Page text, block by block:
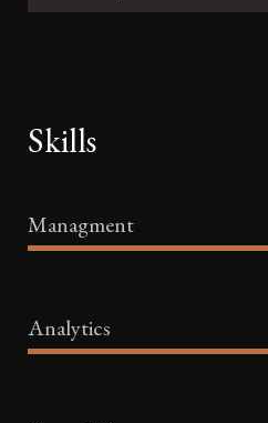
Skills
Managment
Analytics